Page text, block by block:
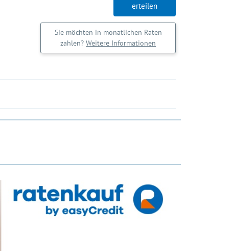
erteilen
Sie möchten in monatlichen Raten
zahlen? Weitere Informationen